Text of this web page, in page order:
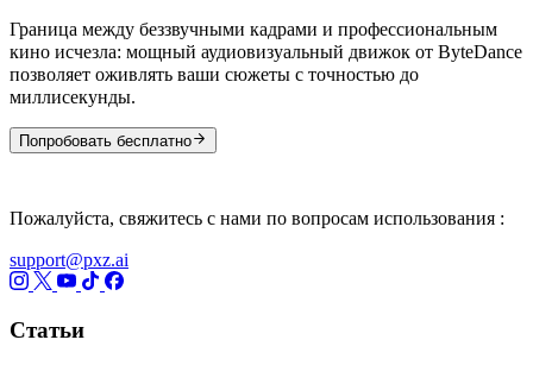
Граница между беззвучными кадрами и профессиональным
кино исчезла: мощный аудиовизуальный движок от ByteDance
позволяет оживлять ваши сюжеты с точностью до
миллисекунды.
Попробовать бесплатно
Пожалуйста, свяжитесь с нами по вопросам использования :
support@pxz.ai
Статьи